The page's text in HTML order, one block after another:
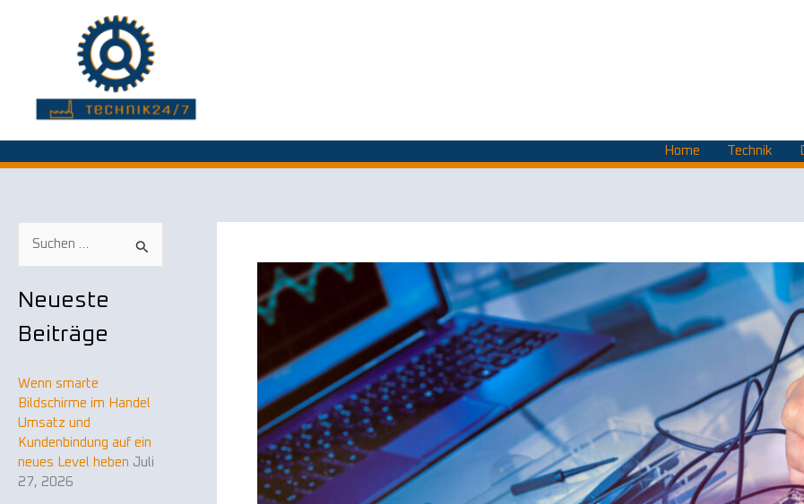
Home Technik
h
n
n
a
c
Neueste
Beiträge
Wenn smarte
Bildschirme im Handel
Umsatz und
Kundenbindung auf ein
neues Level heben Juli
27, 2026